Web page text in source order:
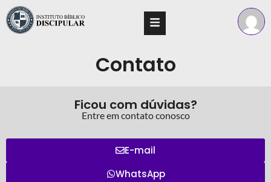
Contato
Ficou com dúvidas?
Entre em contato conosco
E-mail
WhatsApp